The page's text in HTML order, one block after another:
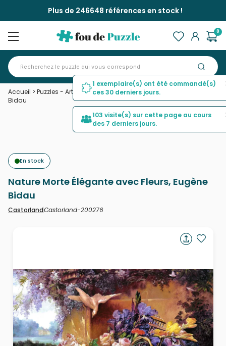
Plus de 246648 références en stock !
0
Accueil > Puzzles - Art
Nature Morte Élégante avec Fleurs, Eugène
Bidau
En stock
Nature Morte Élégante avec Fleurs, Eugène
Bidau
CastorlandCastorland-200276
1 exemplaire(s) ont été commandé(s)
ces 30 derniers jours.
103 visite(s) sur cette page au cours
des 7 derniers jours.